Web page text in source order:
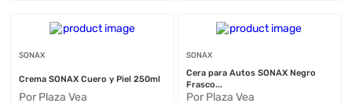
SONAX
Crema SONAX Cuero y Piel 250ml
Por Plaza Vea
SONAX
Cera para Autos SONAX Negro
Frasco...
Por Plaza Vea